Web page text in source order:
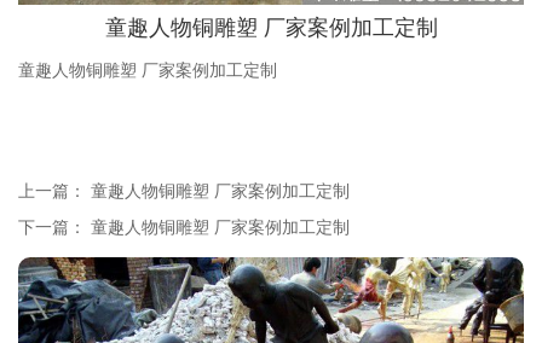
童趣人物铜雕塑 厂家案例加工定制
童趣人物铜雕塑 厂家案例加工定制
上一篇： 童趣人物铜雕塑 厂家案例加工定制
下一篇： 童趣人物铜雕塑 厂家案例加工定制